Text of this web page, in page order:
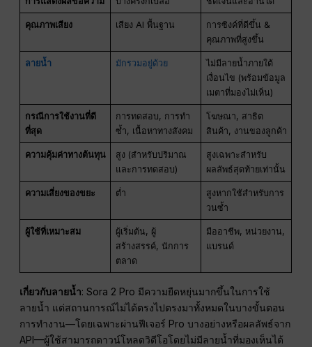
คุณภาพเสียง เสียง AI พื้นฐาน
การซิงค์ที่ดีขึ้น &
คุณภาพที่สูงขึ้น
ลายน้ำ มักรวมอยู่ด้วย
ไม่มีลายน้ำภายใต้
เงื่อนไข (พร้อมข้อมูล
เมตาที่มองไม่เห็น)
กรณีการใช้งานที่ดี
ที่สุด
การทดสอบ, การทำ
ซ้ำ, เนื้อหาทางสังคม
โฆษณา, สาธิต
สินค้า, งานของลูกค้า
ความคุ้มค่าทางต้นทุน
สูง (สำหรับปริมาณ
และการทดสอบ)
สูงเฉพาะสำหรับ
ผลลัพธ์สุดท้ายเท่านั้น
ความเสี่ยงของขยะ ต่ำ
สูงหากใช้สำหรับการ
วนซ้ำ
ผู้ใช้ที่เหมาะสม
ผู้เริ่มต้น, ผู้
สร้างสรรค์, นักการ
ตลาด
มืออาชีพ, หน่วยงาน,
แบรนด์
เกี่ยวกับลายน้ำ: Sora 2 Pro มีความยืดหยุ่นมากขึ้นในการใช้
ลายน้ำ แต่สถานการณ์ไม่ได้ตรงไปตรงมาทั้งหมดในบางขั้นตอน
การทำงาน—โดยเฉพาะผ่านฟีเจอร์ Pro บางอย่างหรือผลลัพธ์จาก
API—ผู้ใช้สามารถดาวน์โหลดวิดีโอโดยไม่มีลายน้ำที่มองเห็นได้